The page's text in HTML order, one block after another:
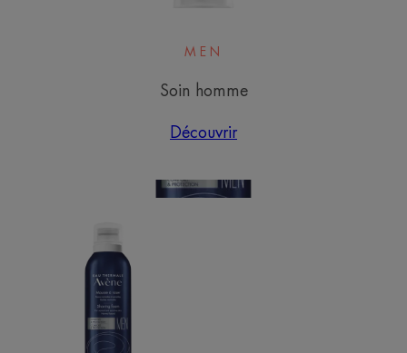
MEN
Soin homme
Découvrir
à
raser